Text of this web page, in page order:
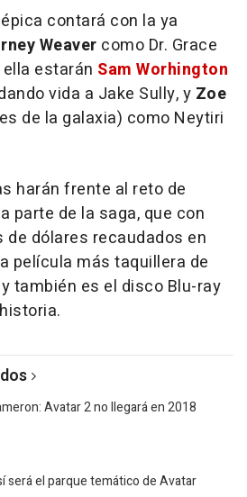
contará con la ya
Weaver como Dr. Grace
estarán Sam Worhington
vida a Jake Sully, y Zoe
de la galaxia) como Neytiri
harán frente al reto de
parte de la saga, que con
de dólares recaudados en
película más taquillera de
también es el disco Blu-ray
Avatar 2 no llegará en 2018
será el parque temático de Avatar